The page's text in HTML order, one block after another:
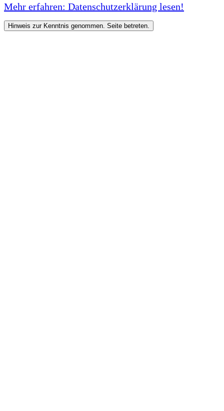
Mehr erfahren: Datenschutzerklärung lesen!
Hinweis zur Kenntnis genommen. Seite betreten.